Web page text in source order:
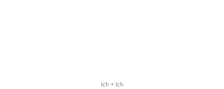
Ich + Ich